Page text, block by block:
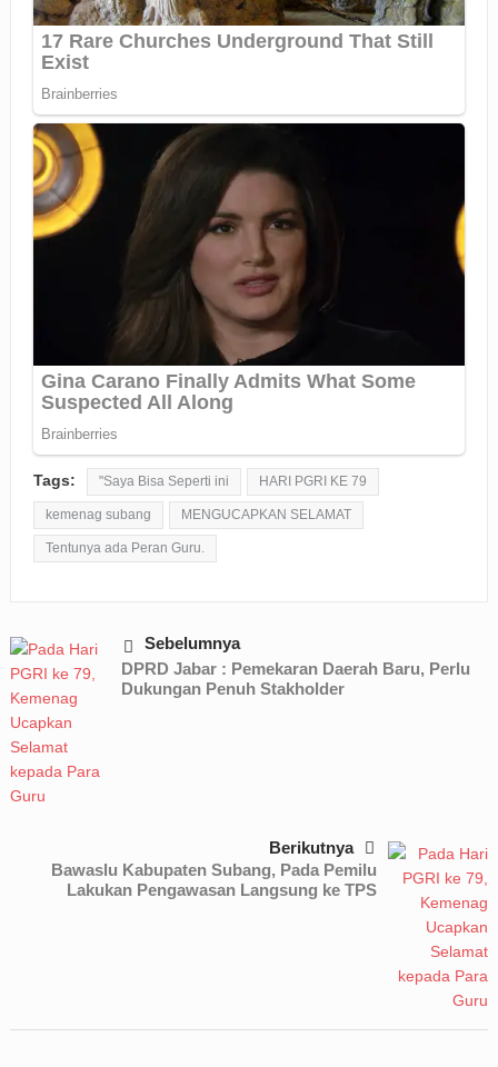
Tags: "Saya Bisa Seperti ini HARI PGRI KE 79
kemenag subang MENGUCAPKAN SELAMAT
Tentunya ada Peran Guru.
Sebelumnya
DPRD Jabar : Pemekaran Daerah Baru, Perlu
Dukungan Penuh Stakholder
Berikutnya
Bawaslu Kabupaten Subang, Pada Pemilu
Lakukan Pengawasan Langsung ke TPS